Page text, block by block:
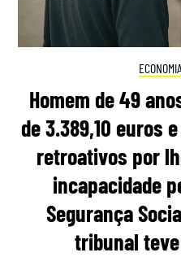
ECONOMIA
Homem de 49
de 3.389,10 euros
retroativos por
incapacidade
Segurança
tribunal